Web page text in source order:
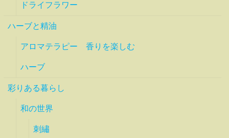
ドライフラワー
ハーブと精油
アロマテラピー 香りを楽しむ
ハーブ
彩りある暮らし
和の世界
刺繡